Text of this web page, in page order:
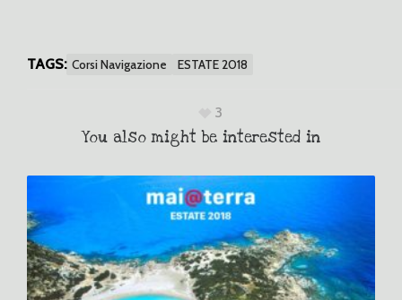
TAGS: Corsi Navigazione ESTATE 2018
3
You also might be interested in